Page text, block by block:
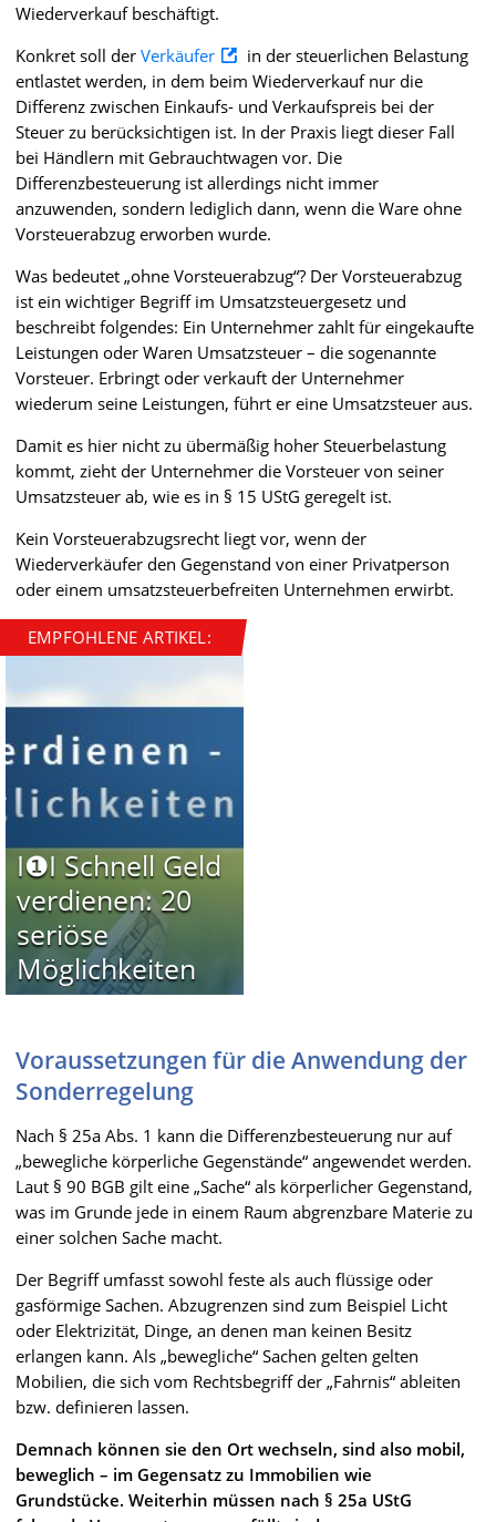
Wiederverkauf beschäftigt.
Konkret soll der Verkäufer
in der steuerlichen Belastung
entlastet werden, in dem beim Wiederverkauf nur die
Differenz zwischen Einkaufs- und Verkaufspreis bei der
Steuer zu berücksichtigen ist. In der Praxis liegt dieser Fall
bei Händlern mit Gebrauchtwagen vor. Die
Differenzbesteuerung ist allerdings nicht immer
anzuwenden, sondern lediglich dann, wenn die Ware ohne
Vorsteuerabzug erworben wurde.
Was bedeutet „ohne Vorsteuerabzug“? Der Vorsteuerabzug
ist ein wichtiger Begriff im Umsatzsteuergesetz und
beschreibt folgendes: Ein Unternehmer zahlt für eingekaufte
Leistungen oder Waren Umsatzsteuer – die sogenannte
Vorsteuer. Erbringt oder verkauft der Unternehmer
wiederum seine Leistungen, führt er eine Umsatzsteuer aus.
Damit es hier nicht zu übermäßig hoher Steuerbelastung
kommt, zieht der Unternehmer die Vorsteuer von seiner
Umsatzsteuer ab, wie es in § 15 UStG geregelt ist.
Kein Vorsteuerabzugsrecht liegt vor, wenn der
Wiederverkäufer den Gegenstand von einer Privatperson
oder einem umsatzsteuerbefreiten Unternehmen erwirbt.
EMPFOHLENE ARTIKEL:
I❶I Schnell Geld
verdienen: 20
seriöse
Möglichkeiten
Voraussetzungen für die Anwendung der
Sonderregelung
Nach § 25a Abs. 1 kann die Differenzbesteuerung nur auf
„bewegliche körperliche Gegenstände“ angewendet werden.
Laut § 90 BGB gilt eine „Sache“ als körperlicher Gegenstand,
was im Grunde jede in einem Raum abgrenzbare Materie zu
einer solchen Sache macht.
Der Begriff umfasst sowohl feste als auch flüssige oder
gasförmige Sachen. Abzugrenzen sind zum Beispiel Licht
oder Elektrizität, Dinge, an denen man keinen Besitz
erlangen kann. Als „bewegliche“ Sachen gelten gelten
Mobilien, die sich vom Rechtsbegriff der „Fahrnis“ ableiten
bzw. definieren lassen.
Demnach können sie den Ort wechseln, sind also mobil,
beweglich – im Gegensatz zu Immobilien wie
Grundstücke. Weiterhin müssen nach § 25a UStG